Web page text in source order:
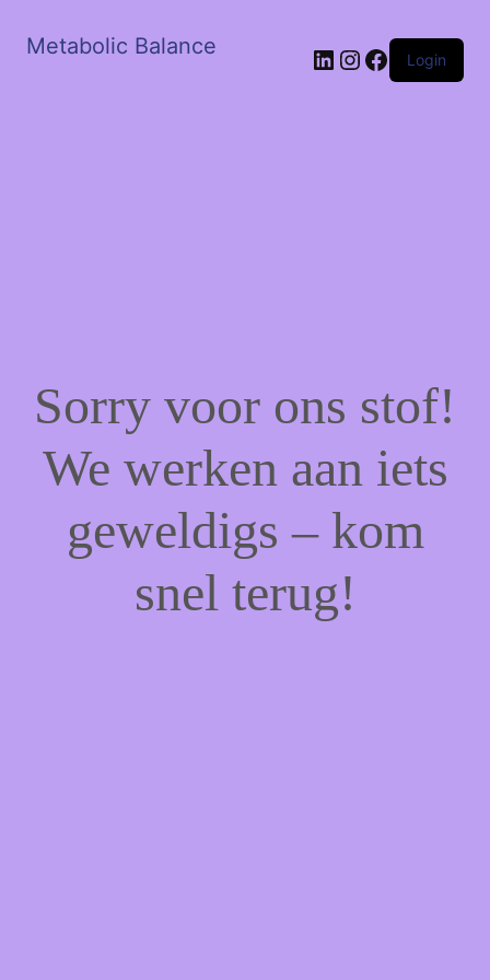
Metabolic Balance LinkedIn
Instagram
Facebook
Login
Sorry voor ons stof!
We werken aan iets
geweldigs – kom
snel terug!